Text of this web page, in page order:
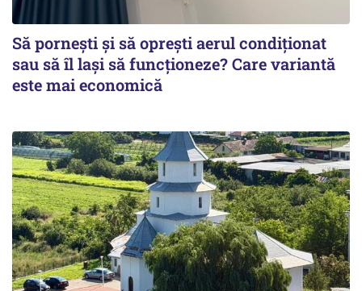
Să pornești și să oprești aerul condiționat
sau să îl lași să funcționeze? Care variantă
este mai economică